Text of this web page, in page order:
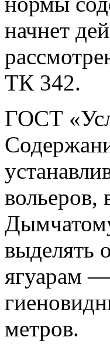
начнет
ТК 342.
ГОСТ
выделять
ягуарам
метров.